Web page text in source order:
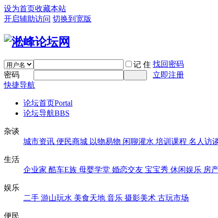
设为首页收藏本站
开启辅助访问 切换到宽版
记 住 找回密码
密码
立即注册
快捷导航
论坛首页Portal
论坛导航BBS
杂谈
城市资讯 便民商城 以物易物 闲聊灌水 培训课程 名人访
生活
企业家 酷车E族 母婴学堂 婚恋交友 宝宝秀 休闲娱乐 房
娱乐
二手 游山玩水 美食天地 音乐 摄影美术 古玩市场
便民